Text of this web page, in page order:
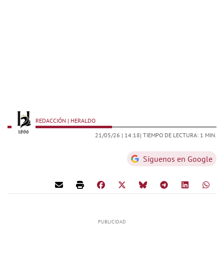
REDACCIÓN | HERALDO
21/05/26 | 14:18| TIEMPO DE LECTURA: 1 MIN.
Síguenos en Google